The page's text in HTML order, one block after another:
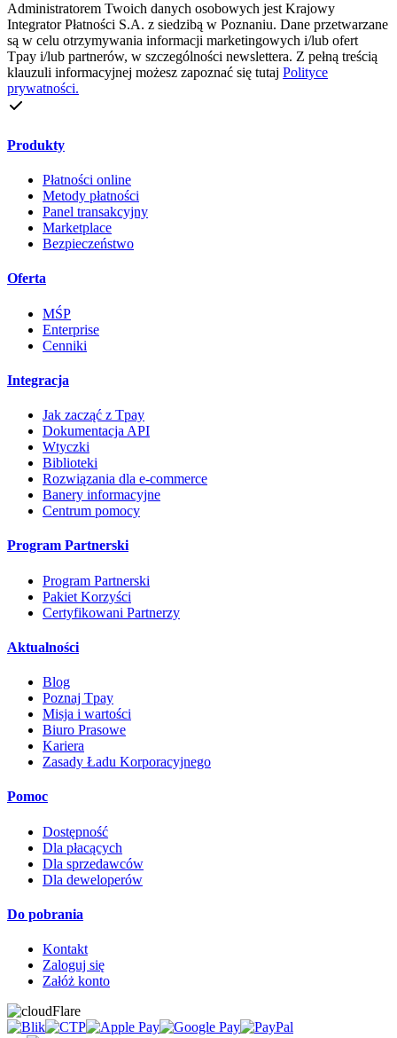
Administratorem Twoich danych osobowych jest Krajowy
Integrator Płatności S.A. z siedzibą w Poznaniu. Dane przetwarzane
są w celu otrzymywania informacji marketingowych i/lub ofert
Tpay i/lub partnerów, w szczególności newslettera. Z pełną treścią
klauzuli informacyjnej możesz zapoznać się tutaj Polityce
prywatności.
Produkty
Płatności online
Metody płatności
Panel transakcyjny
Marketplace
Bezpieczeństwo
Oferta
MŚP
Enterprise
Cenniki
Integracja
Jak zacząć z Tpay
Dokumentacja API
Wtyczki
Biblioteki
Rozwiązania dla e-commerce
Banery informacyjne
Centrum pomocy
Program Partnerski
Program Partnerski
Pakiet Korzyści
Certyfikowani Partnerzy
Aktualności
Blog
Poznaj Tpay
Misja i wartości
Biuro Prasowe
Kariera
Zasady Ładu Korporacyjnego
Pomoc
Dostępność
Dla płacących
Dla sprzedawców
Dla deweloperów
Do pobrania
Kontakt
Zaloguj się
Załóż konto